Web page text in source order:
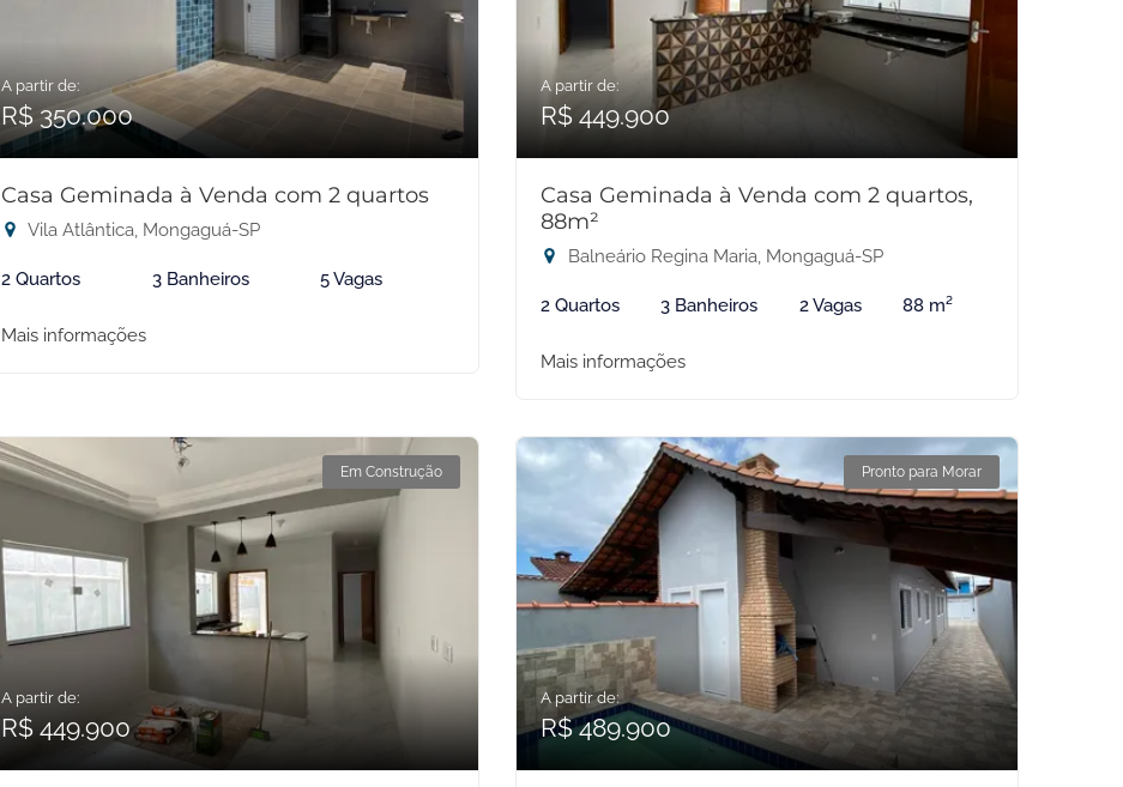
A partir de:
R$ 350.000
Casa Geminada à Venda com 2 quartos
Vila Atlântica, Mongaguá-SP
2 Quartos 3 Banheiros 5 Vagas
Mais informações
A partir de:
R$ 449.900
Casa Geminada à Venda com 2 quartos,
88m²
Balneário Regina Maria, Mongaguá-SP
2 Quartos 3 Banheiros 2 Vagas 88 m²
Mais informações
Em Construção
A partir de:
R$ 449.900
Pronto para Morar
A partir de:
R$ 489.900